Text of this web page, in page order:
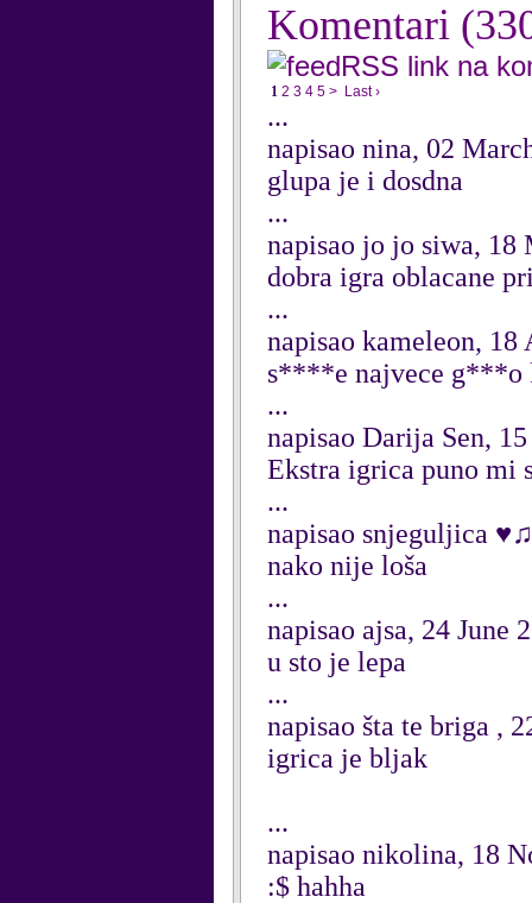
Komentari
RSS link na
1 2 3 4 5 > Last ›
...
napisao nina, 02
glupa je i dosdna
...
napisao jo jo siwa, 18
dobra igra oblacane
...
napisao kameleon, 18
s****e najvece g***o
...
napisao Darija Sen,
Ekstra igrica puno mi
...
napisao snjeguljica
nako nije loša
...
napisao ajsa, 24 June
u sto je lepa
...
napisao šta te briga ,
igrica je bljak
...
napisao nikolina, 18
:$ hahha